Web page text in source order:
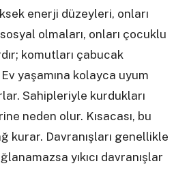
enerji düzeyleri, onları
olmaları, onları çocuklu
komutları çabucak
yaşamına kolayca uyum
Sahipleriyle kurdukları
neden olur. Kısacası, bu
kurar. Davranışları genellikle
yıkıcı davranışlar